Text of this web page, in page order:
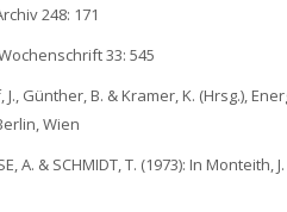
248: 171
33: 545
J., Günther, B. & Kramer, K. (Hrsg.),
Wien
A. & SCHMIDT, T. (1973): In